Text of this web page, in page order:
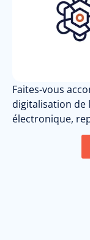
Faites-vous
digitalisation de
électronique,